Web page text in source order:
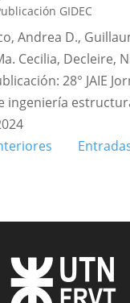
GIDEC
Andrea D.,
Cecilia, Decleire,
28° JAIE
ingeniería